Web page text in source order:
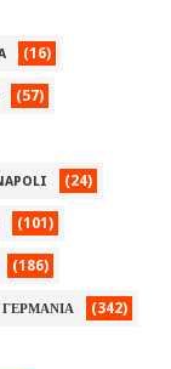
(16)
(57)
(24)
(101)
(186)
ΓΕΡΜΑΝΙΑ (342)